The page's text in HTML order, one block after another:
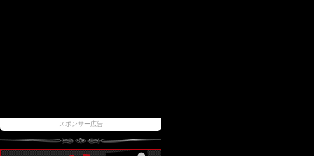
スポンサー広告